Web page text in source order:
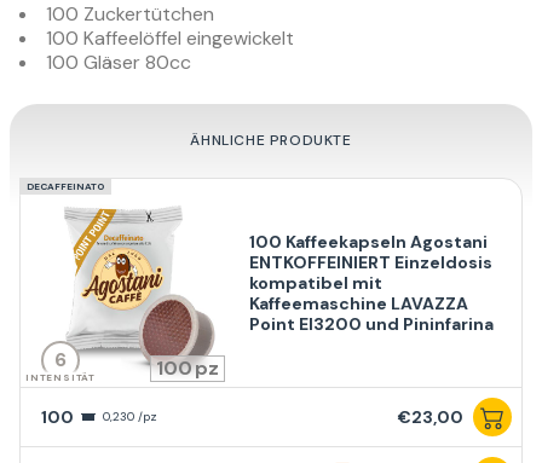
100 Zuckertütchen
100 Kaffeelöffel eingewickelt
100 Gläser 80cc
ÄHNLICHE PRODUKTE
DECAFFEINATO
6
INTENSITÄT 100
100 Kaffeekapseln Agostani
ENTKOFFEINIERT Einzeldosis
kompatibel mit
Kaffeemaschine LAVAZZA
Point El3200 und Pininfarina
100 0,230 /pz €23,00